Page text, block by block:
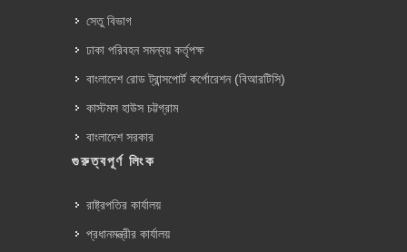
সেতু বিভাগ
ঢাকা পরিবহন সমন্বয় কর্তৃপক্ষ
বাংলাদেশ রোড ট্রান্সপোর্ট কর্পোরেশন (বিআরটিসি)
কাস্টমস হাউস চট্টগ্রাম
বাংলাদেশ সরকার
গুরুত্বপূর্ণ লিংক
রাষ্ট্রপতির কার্যালয়
প্রধানমন্ত্রীর কার্যালয়